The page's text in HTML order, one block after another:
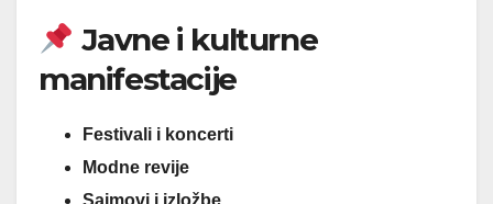
Javne i kulturne
manifestacije
Festivali i koncerti
Modne revije